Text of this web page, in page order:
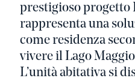
prestigioso progetto
rappresenta una
come residenza
vivere il Lago
L’unità abitativa si